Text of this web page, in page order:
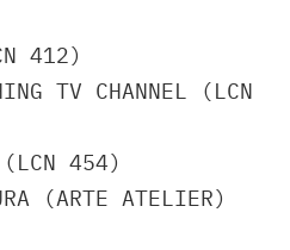
412)
TV CHANNEL (LCN
(LCN 454)
(ARTE ATELIER)